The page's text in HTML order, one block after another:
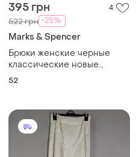
395 грн 4
522 грн -25%
Marks & Spencer
Брюки женские черные
классические новые
базовые размер 2xl (52)
52